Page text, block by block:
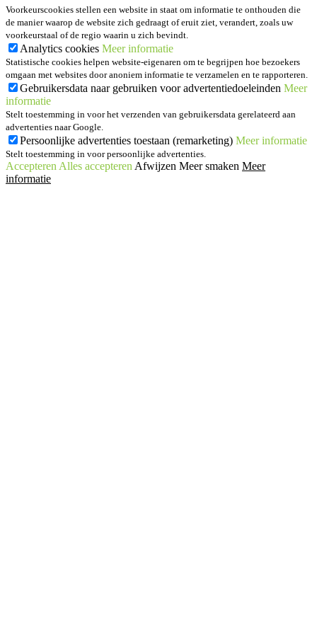
Voorkeurscookies stellen een website in staat om informatie te onthouden die
de manier waarop de website zich gedraagt of eruit ziet, verandert, zoals uw
voorkeurstaal of de regio waarin u zich bevindt.
Analytics cookies Meer informatie
Statistische cookies helpen website-eigenaren om te begrijpen hoe bezoekers
omgaan met websites door anoniem informatie te verzamelen en te rapporteren.
Gebruikersdata naar gebruiken voor advertentiedoeleinden Meer
informatie
Stelt toestemming in voor het verzenden van gebruikersdata gerelateerd aan
advertenties naar Google.
Persoonlijke advertenties toestaan (remarketing) Meer informatie
Stelt toestemming in voor persoonlijke advertenties.
Accepteren Alles accepteren Afwijzen Meer smaken Meer
informatie